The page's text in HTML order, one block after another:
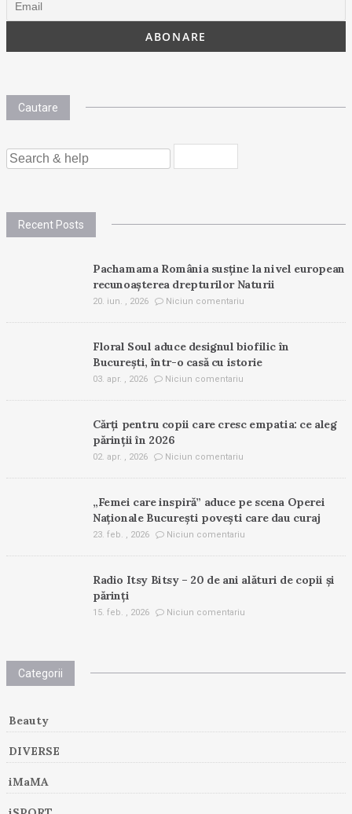
Cautare
SEARCH
FOR:
Recent Posts
Pachamama România susține la nivel european
recunoașterea drepturilor Naturii
20. iun. , 2026 Niciun comentariu
Floral Soul aduce designul biofilic în
București, într-o casă cu istorie
03. apr. , 2026 Niciun comentariu
Cărți pentru copii care cresc empatia: ce aleg
părinții în 2026
02. apr. , 2026 Niciun comentariu
„Femei care inspiră” aduce pe scena Operei
Naționale București povești care dau curaj
23. feb. , 2026 Niciun comentariu
Radio Itsy Bitsy – 20 de ani alături de copii și
părinți
15. feb. , 2026 Niciun comentariu
Categorii
Beauty
DIVERSE
iMaMA